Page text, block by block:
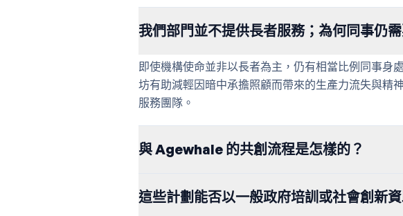
我們部門並不提供長者服務；為何同事仍
即使機構使命並非以長者為主，仍有相當比例同事身
坊有助減輕因暗中承擔照顧而帶來的生產力流失與精
服務團隊。
與 Agewhale 的共創流程是怎樣的？
這些計劃能否以一般政府培訓或社會創新